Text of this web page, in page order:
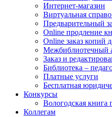
Интернет-магазин
Виртуальная
Предварительный
Online продление
Online заказ копий
Межбиблиотечный
Заказ и
Библиотека –
Платные услуги
Бесплатная
Конкурсы
Вологодская книга
Коллегам